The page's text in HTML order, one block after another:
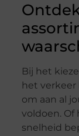
Bij het
het
om aan al
voldoen. Of
snelheid